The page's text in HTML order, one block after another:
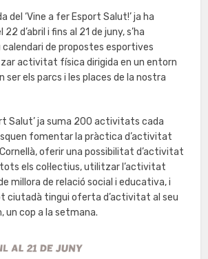
del ‘Vine a fer Esport Salut!’ ja ha
d’abril i fins al 21 de juny, s’ha
de propostes esportives
activitat física dirigida en un entorn
ser els parcs i les places de la nostra
Salut’ ja suma 200 activitats cada
fomentar la pràctica d’activitat
oferir una possibilitat d’activitat
els col·lectius, utilitzar l’activitat
millora de relació social i educativa, i
ciutadà tingui oferta d’activitat al seu
un cop a la setmana.